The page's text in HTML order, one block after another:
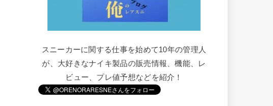
スニーカーに関する仕事を始めて10年の管理人
が、大好きなナイキ製品の販売情報、機能、レ
ビュー、プレ値予想などを紹介！